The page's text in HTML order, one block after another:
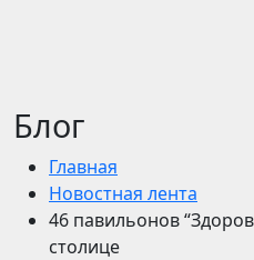
Блог
Главная
Новостная лента
46 павильонов
столице